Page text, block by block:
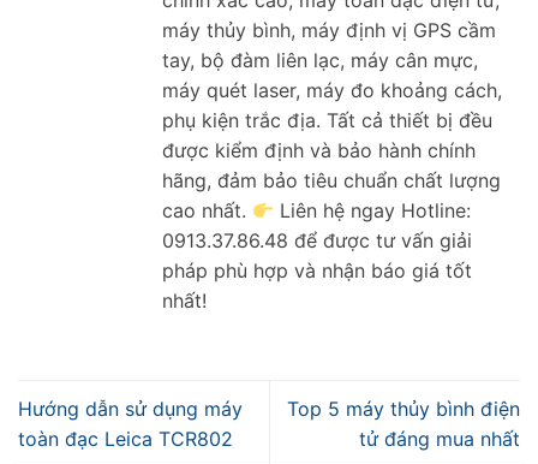
máy thủy bình, máy định vị GPS cầm
tay, bộ đàm liên lạc, máy cân mực,
máy quét laser, máy đo khoảng cách,
phụ kiện trắc địa. Tất cả thiết bị đều
được kiểm định và bảo hành chính
hãng, đảm bảo tiêu chuẩn chất lượng
cao nhất.
Liên hệ ngay Hotline:
0913.37.86.48 để được tư vấn giải
pháp phù hợp và nhận báo giá tốt
nhất!
Hướng dẫn sử dụng máy
toàn đạc Leica TCR802
Top 5 máy thủy bình điện
tử đáng mua nhất